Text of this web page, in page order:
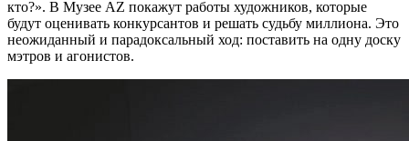
кто?». В Музее AZ покажут работы художников, которые
будут оценивать конкурсантов и решать судьбу миллиона. Это
неожиданный и парадоксальный ход: поставить на одну доску
мэтров и агонистов.